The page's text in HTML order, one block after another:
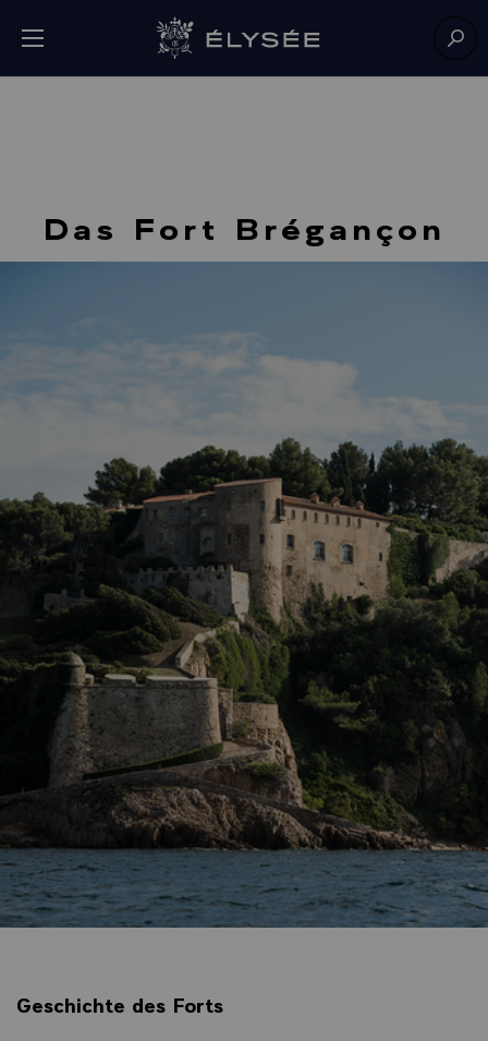
Menü öffnen Zur Startseite
Das Fort Brégançon
Geschichte des Forts